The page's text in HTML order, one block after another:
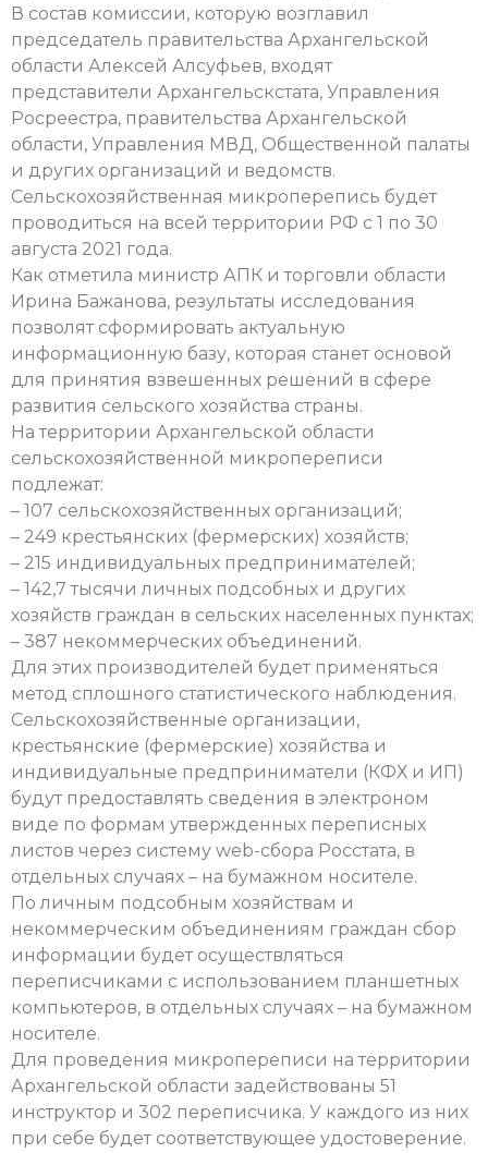
В состав комиссии, которую возглавил
председатель правительства Архангельской
области Алексей Алсуфьев, входят
представители Архангельскстата, Управления
Росреестра, правительства Архангельской
области, Управления МВД, Общественной палаты
и других организаций и ведомств.
Сельскохозяйственная микроперепись будет
проводиться на всей территории РФ с 1 по 30
августа 2021 года.
Как отметила министр АПК и торговли области
Ирина Бажанова, результаты исследования
позволят сформировать актуальную
информационную базу, которая станет основой
для принятия взвешенных решений в сфере
развития сельского хозяйства страны.
На территории Архангельской области
сельскохозяйственной микропереписи
подлежат:
– 107 сельскохозяйственных организаций;
– 249 крестьянских (фермерских) хозяйств;
– 215 индивидуальных предпринимателей;
– 142,7 тысячи личных подсобных и других
хозяйств граждан в сельских населенных пунктах;
– 387 некоммерческих объединений.
Для этих производителей будет применяться
метод сплошного статистического наблюдения.
Сельскохозяйственные организации,
крестьянские (фермерские) хозяйства и
индивидуальные предприниматели (КФХ и ИП)
будут предоставлять сведения в электроном
виде по формам утвержденных переписных
листов через систему web-сбора Росстата, в
отдельных случаях – на бумажном носителе.
По личным подсобным хозяйствам и
некоммерческим объединениям граждан сбор
информации будет осуществляться
переписчиками с использованием планшетных
компьютеров, в отдельных случаях – на бумажном
носителе.
Для проведения микропереписи на территории
Архангельской области задействованы 51
инструктор и 302 переписчика. У каждого из них
при себе будет соответствующее удостоверение.